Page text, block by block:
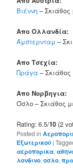
Βιέννη– Σκιάθος
Απο Ολλανδία:
Άμστερνταμ–
Απο Τσεχία:
Πράγα– Σκιάθος
Απο Νορβηγια:
Όσλο – Σκιάθος
Rating: 6.5/10 (2
Posted in
Εξωτερικού |
αεροπορικα,
λονδινο,οσλο,